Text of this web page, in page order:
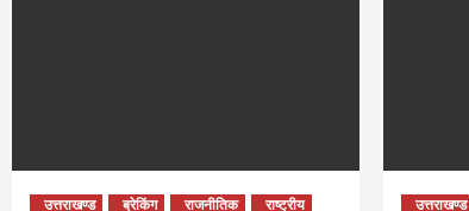
उत्तराखण्ड ब्रेकिंग राजनीतिक राष्ट्रीय उत्तराखण्ड